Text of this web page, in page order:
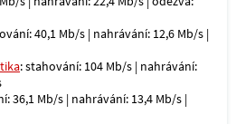
40,1 Mb/s | nahrávání: 12,6 Mb/s |
: stahování: 104 Mb/s | nahrávání:
36,1 Mb/s | nahrávání: 13,4 Mb/s |